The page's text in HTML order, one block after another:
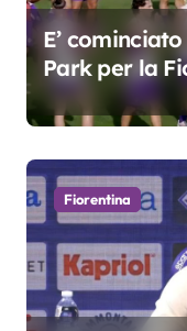
E’
Park per la
Grosso
Fiorentina